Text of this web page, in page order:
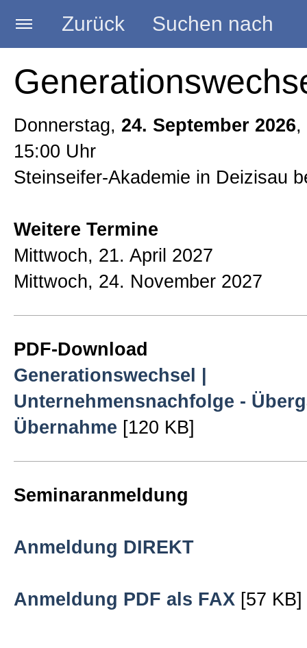
Zurück Suchen nach
Startseite
AKTUELLES
Seminare
Vorträge
Beratungen
Bücher
Expertenteam
Tipp des Monats
UnternehmensCheck
Presse
Donnerstag, 24. September 2026,
15:00 Uhr
Steinseifer-Akademie in Deizisau
Weitere Termine
Mittwoch, 21. April 2027
Mittwoch, 24. November 2027
PDF-Download
Generationswechsel |
Unternehmensnachfolge -
Übernahme [120 KB]
Seminaranmeldung
Anmeldung DIREKT
Anmeldung PDF als FAX [57 KB]